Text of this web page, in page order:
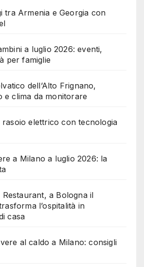
tra Armenia e Georgia con
a luglio 2026: eventi,
per famiglie
dell’Alto Frignano,
e clima da monitorare
rasoio elettrico con tecnologia
a Milano a luglio 2026: la
a Bologna il
l’ospitalità in
casa
al caldo a Milano: consigli